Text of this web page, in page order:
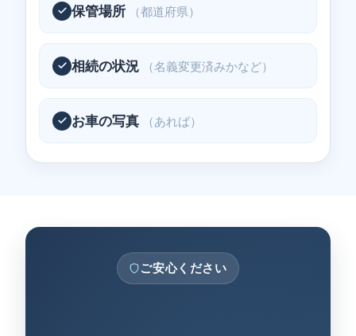
保管場所 （都道府県）
相続の状況 （名義変更済みかなど）
お車の写真 （あれば）
ご安心ください